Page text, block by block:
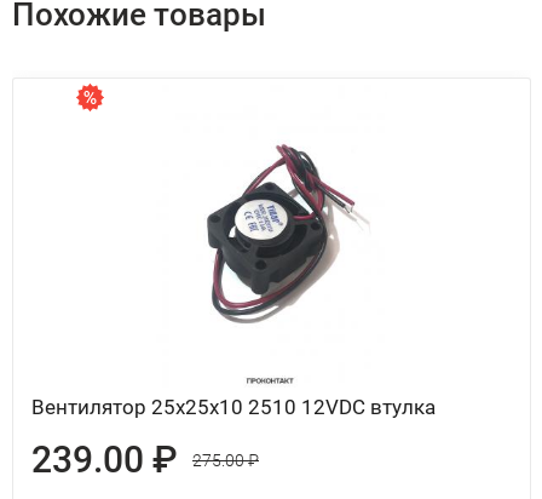
Похожие товары
Вентилятор 25x25x10 2510 12VDC втулка
239.00 ₽ 275.00 ₽